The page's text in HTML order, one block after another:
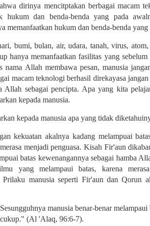
dirinya mencitptakan berbagai macam
hukum dan benda-benda yang pada
memanfaatkan hukum dan benda-benda yang
bumi, bulan, air, udara, tanah, virus, atom,
hanya memanfaatkan fasilitas yang
nama Allah membawa pesan, manusia
macam teknologi berhasil direkayasa
Allah sebagai pencipta. Apa yang kita
kepada manusia.
kepada manusia apa yang tidak
kekuatan akalnya kadang melampuai
menjadi penguasa. Kisah Fir'aun
batas kewenangannya sebagai hamba
yang melampaui batas, karena
Prilaku manusia seperti Fir'aun dan Qorun
manusia benar-benar melampaui
(Al 'Alaq, 96:6-7).